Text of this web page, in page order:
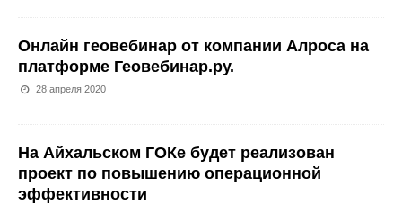
Онлайн геовебинар от компании Алроса на
платформе Геовебинар.ру.
28 апреля 2020
На Айхальском ГОКе будет реализован
проект по повышению операционной
эффективности